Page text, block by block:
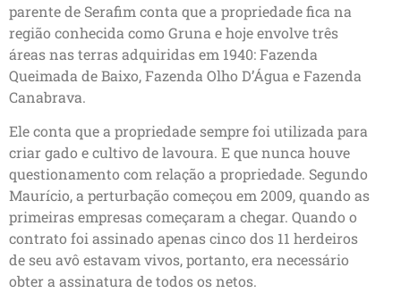
parente de Serafim conta que a propriedade fica na
região conhecida como Gruna e hoje envolve três
áreas nas terras adquiridas em 1940: Fazenda
Queimada de Baixo, Fazenda Olho D’Água e Fazenda
Canabrava.
Ele conta que a propriedade sempre foi utilizada para
criar gado e cultivo de lavoura. E que nunca houve
questionamento com relação a propriedade. Segundo
Maurício, a perturbação começou em 2009, quando as
primeiras empresas começaram a chegar. Quando o
contrato foi assinado apenas cinco dos 11 herdeiros
de seu avô estavam vivos, portanto, era necessário
obter a assinatura de todos os netos.